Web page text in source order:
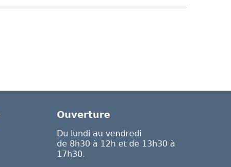
Ouverture
Du lundi au vendredi
de 8h30 à 12h et de 13h30 à
17h30.